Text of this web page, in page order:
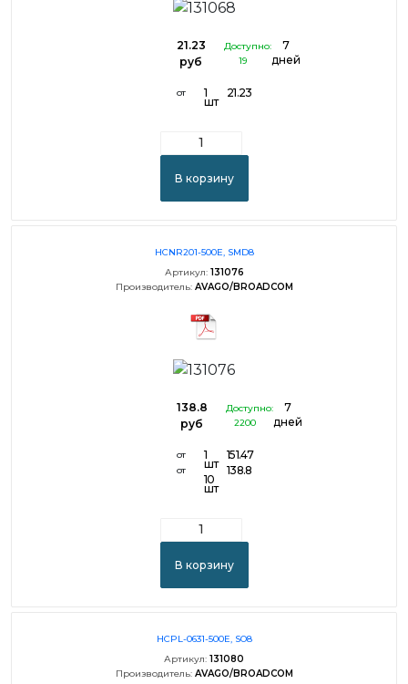
21.23
руб
Доступно:
19
7
дней
от 1
шт
21.23
В корзину
HCNR201-500E, SMD8
Артикул: 131076
Производитель: AVAGO/BROADCOM
138.8
руб
Доступно:
2200
7
дней
от
от
1
шт
10
шт
151.47
138.8
В корзину
HCPL-0631-500E, SO8
Артикул: 131080
Производитель: AVAGO/BROADCOM